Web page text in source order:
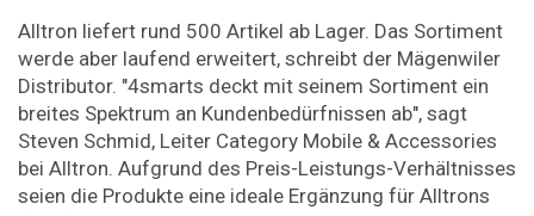
Alltron liefert rund 500 Artikel ab Lager. Das Sortiment
werde aber laufend erweitert, schreibt der Mägenwiler
Distributor. "4smarts deckt mit seinem Sortiment ein
breites Spektrum an Kundenbedürfnissen ab", sagt
Steven Schmid, Leiter Category Mobile & Accessories
bei Alltron. Aufgrund des Preis-Leistungs-Verhältnisses
seien die Produkte eine ideale Ergänzung für Alltrons